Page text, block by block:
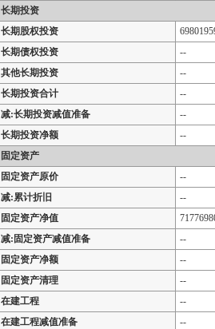
长期投资
长期股权投资
长期债权投资
--
其他长期投资
--
长期投资合计
--
减:长期投资减值准备
--
长期投资净额
--
固定资产
固定资产原价
--
减:累计折旧
--
固定资产净值
减:固定资产减值准备
--
固定资产净额
--
固定资产清理
--
在建工程
--
在建工程减值准备
--